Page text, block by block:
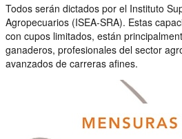
Todos serán dictados por el Instituto
Agropecuarios (ISEA-SRA). Estas
con cupos limitados, están
ganaderos, profesionales del sector
avanzados de carreras afines.